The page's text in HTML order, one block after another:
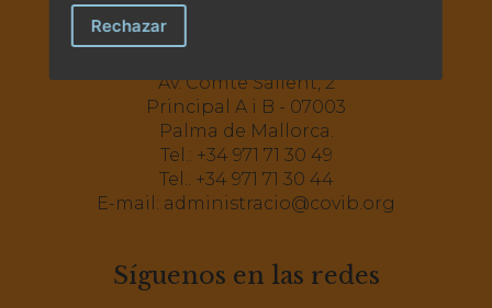
Av. Comte Sallent, 2
Principal A i B - 07003
Palma de Mallorca.
Tel.: +34 971 71 30 49
Tel.: +34 971 71 30 44
E-mail: administracio@covib.org
Síguenos en las redes
Rechazar